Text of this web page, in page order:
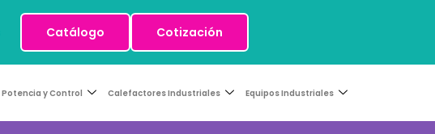
Catálogo Cotización
Potencia y Control Calefactores Industriales Equipos Industriales